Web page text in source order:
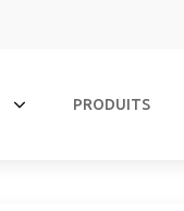
PRODUITS